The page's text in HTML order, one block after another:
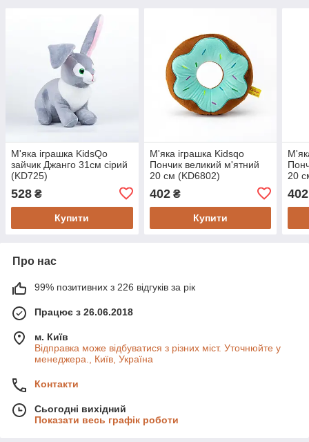
М'яка іграшка KidsQo
зайчик Джанго 31см сірий
(KD725)
528 ₴
Купити
М'яка іграшка Kidsqo
Пончик великий м'ятний
20 см (KD6802)
402₴
Купити
20
402
Про нас
99% позитивних з 226 відгуків за рік
Працює з 26.06.2018
м. Київ
Відправка може відбуватися з різних міст. Уточнюйте у
менеджера., Київ, Україна
Контакти
Сьогодні вихідний
Показати весь графік роботи